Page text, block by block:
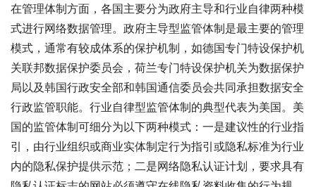
在管理体制方面，各国主要分为政府主导和行业自律两种模
式进行网络数据管理。政府主导型监管体制是最主要的管理
模式，通常有较成体系的保护机制，如德国专门特设保护机
关联邦数据保护委员会，荷兰专门特设保护机关为数据保护
局以及韩国行政安全部和韩国通信委员会共同承担数据安全
行政监管职能。行业自律型监管体制的典型代表为美国。美
国的监管体制可细分为以下两种模式：一是建议性的行业指
引，由行业组织或商业实体制定行为指引或隐私标准为行业
内的隐私保护提供示范；二是网络隐私认证计划，要求具有